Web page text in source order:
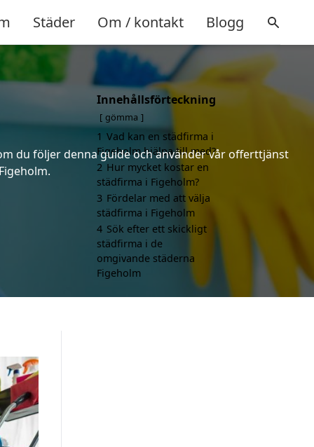
Städer Om / kontakt Blogg
du följer denna guide och använder vår offerttjänst
Innehållsförteckning
gömma
1 Vad kan en städfirma i
Figeholm hjälpa till med?
2 Hur mycket kostar en
städfirma i Figeholm?
3 Fördelar med att välja
städfirma i Figeholm
4 Sök efter ett skickligt
städfirma i de
omgivande städerna
Figeholm